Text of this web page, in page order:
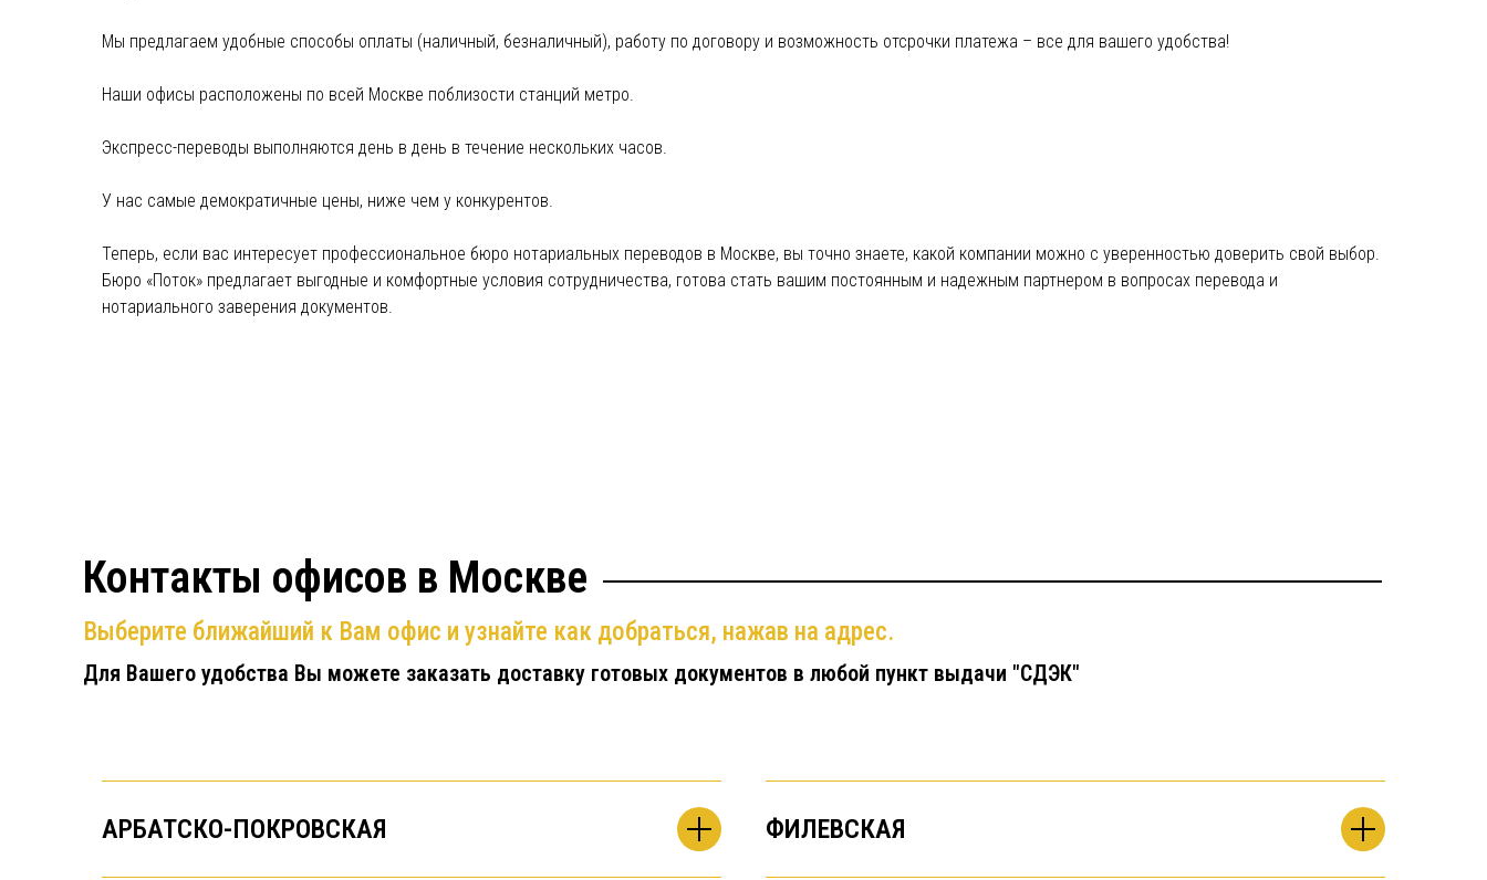
Мы предлагаем удобные способы оплаты (наличный, безналичный), работу по договору и возможность отсрочки платежа – все для вашего удобства!
Наши офисы расположены по всей Москве поблизости станций метро.
Экспресс-переводы выполняются день в день в течение нескольких часов.
У нас самые демократичные цены, ниже чем у конкурентов.
Теперь, если вас интересует профессиональное бюро нотариальных переводов в Москве, вы точно знаете, какой компании можно с уверенностью доверить свой выбор.
Бюро «Поток» предлагает выгодные и комфортные условия сотрудничества, готова стать вашим постоянным и надежным партнером в вопросах перевода и
нотариального заверения документов.
Контакты офисов в Москве
Выберите ближайший к Вам офис и узнайте как добраться, нажав на адрес.
Для Вашего удобства Вы можете заказать доставку готовых документов в любой пункт выдачи "СДЭК"
АРБАТСКО-ПОКРОВСКАЯ ФИЛЕВСКАЯ